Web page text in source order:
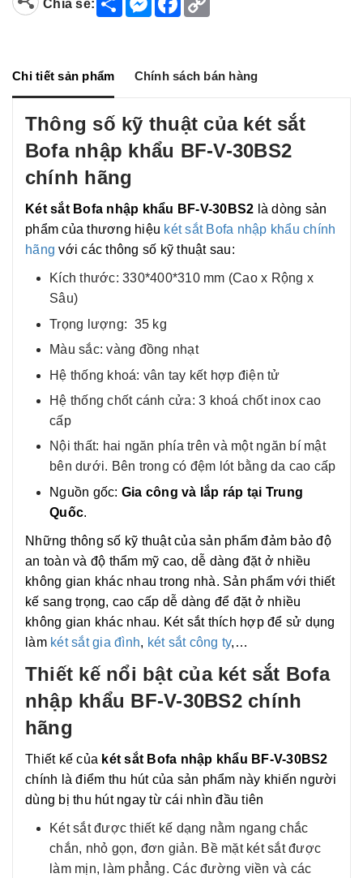
Chia sẻ:
h
e
g
a
o
n
Chi tiết sản phẩm Chính sách bán hàng
Thông số kỹ thuật của két sắt
Bofa nhập khẩu BF-V-30BS2
chính hãng
Két sắt Bofa nhập khẩu BF-V-30BS2 là dòng sản
phẩm của thương hiệu két sắt Bofa nhập khẩu chính
hãng với các thông số kỹ thuật sau:
Kích thước: 330*400*310 mm (Cao x Rộng x
Sâu)
Trọng lượng: 35 kg
Màu sắc: vàng đồng nhạt
Hệ thống khoá: vân tay kết hợp điện tử
Hệ thống chốt cánh cửa: 3 khoá chốt inox cao
cấp
Nội thất: hai ngăn phía trên và một ngăn bí mật
bên dưới. Bên trong có đệm lót bằng da cao cấp
Nguồn gốc: Gia công và lắp ráp tại Trung
Quốc.
Những thông số kỹ thuật của sản phẩm đảm bảo độ
an toàn và độ thẩm mỹ cao, dễ dàng đặt ở nhiều
không gian khác nhau trong nhà. Sản phẩm với thiết
kế sang trọng, cao cấp dễ dàng để đặt ở nhiều
không gian khác nhau. Két sắt thích hợp để sử dụng
làm két sắt gia đình, két sắt công ty,…
Thiết kế nổi bật của két sắt Bofa
nhập khẩu BF-V-30BS2 chính
hãng
Thiết kế của két sắt Bofa nhập khẩu BF-V-30BS2
chính là điểm thu hút của sản phẩm này khiến người
dùng bị thu hút ngay từ cái nhìn đầu tiên
Két sắt được thiết kế dạng nằm ngang chắc
chắn, nhỏ gọn, đơn giản. Bề mặt két sắt được
làm mịn, làm phẳng. Các đường viền và các